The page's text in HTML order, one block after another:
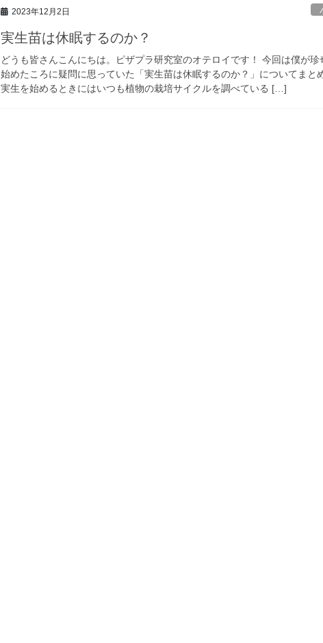
2023年12月2日
実生苗は休眠するのか？
どうも皆さんこんにちは。ピザプラ研究室のオテロイです！ 今回は僕が珍
始めたころに疑問に思っていた「実生苗は休眠するのか？」についてまと
実生を始めるときにはいつも植物の栽培サイクルを調べている […]